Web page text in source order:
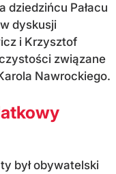
dziedzińcu Pałacu
dyskusji
i Krzysztof
związane
Nawrockiego.
był obywatelski